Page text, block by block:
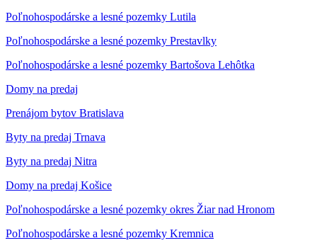
Poľnohospodárske a lesné pozemky Lutila
Poľnohospodárske a lesné pozemky Prestavlky
Poľnohospodárske a lesné pozemky Bartošova Lehôtka
Domy na predaj
Prenájom bytov Bratislava
Byty na predaj Trnava
Byty na predaj Nitra
Domy na predaj Košice
Poľnohospodárske a lesné pozemky okres Žiar nad Hronom
Poľnohospodárske a lesné pozemky Kremnica